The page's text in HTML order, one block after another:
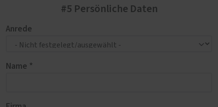
#5 Persönliche Daten
Anrede
Name *